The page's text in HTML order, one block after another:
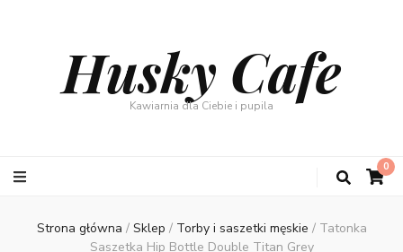
Husky Cafe
Kawiarnia dla Ciebie i pupila
0
Strona główna / Sklep / Torby i saszetki męskie / Tatonka
Saszetka Hip Bottle Double Titan Grey